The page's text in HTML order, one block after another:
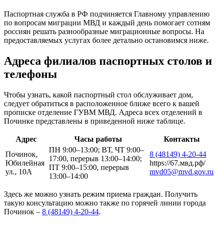
Паспортная служба в РФ подчиняется Главному управлению
по вопросам миграции МВД и каждый день помогает сотням
россиян решать разнообразные миграционные вопросы. На
предоставляемых услугах более детально остановимся ниже.
Адреса филиалов паспортных столов и
телефоны
Чтобы узнать, какой паспортный стол обслуживает дом,
следует обратиться в расположенное ближе всего к вашей
прописке отделение ГУВМ МВД. Адреса всех отделений в
Починке представлены в приведенной ниже таблице.
Адрес Часы работы
Контакты
Починок,
Юбилейная
ул., 10А
ПН 9:00–13:00; ВТ, ЧТ 9:00–
17:00, перерыв 13:00–14:00;
ПТ 9:00–15:00, перерыв
13:00–14:00
8 (48149) 4-20-44
https://67.мвд.рф/
mvd05@mvd.gov.ru
Здесь же можно узнать режим приема граждан. Получить
такую консультацию можно также по горячей линии города
Починок – 8 (48149) 4-20-44.